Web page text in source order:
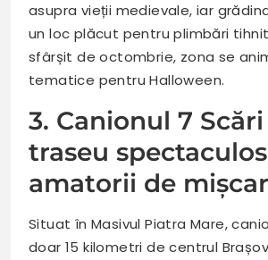
asupra vieții medievale, iar
un loc plăcut pentru plimbări
sfârșit de octombrie, zona se
tematice pentru Halloween.
3. Canionul 7 Scări
traseu
amatorii de
Situat în Masivul Piatra Mare,
doar 15 kilometri de centrul